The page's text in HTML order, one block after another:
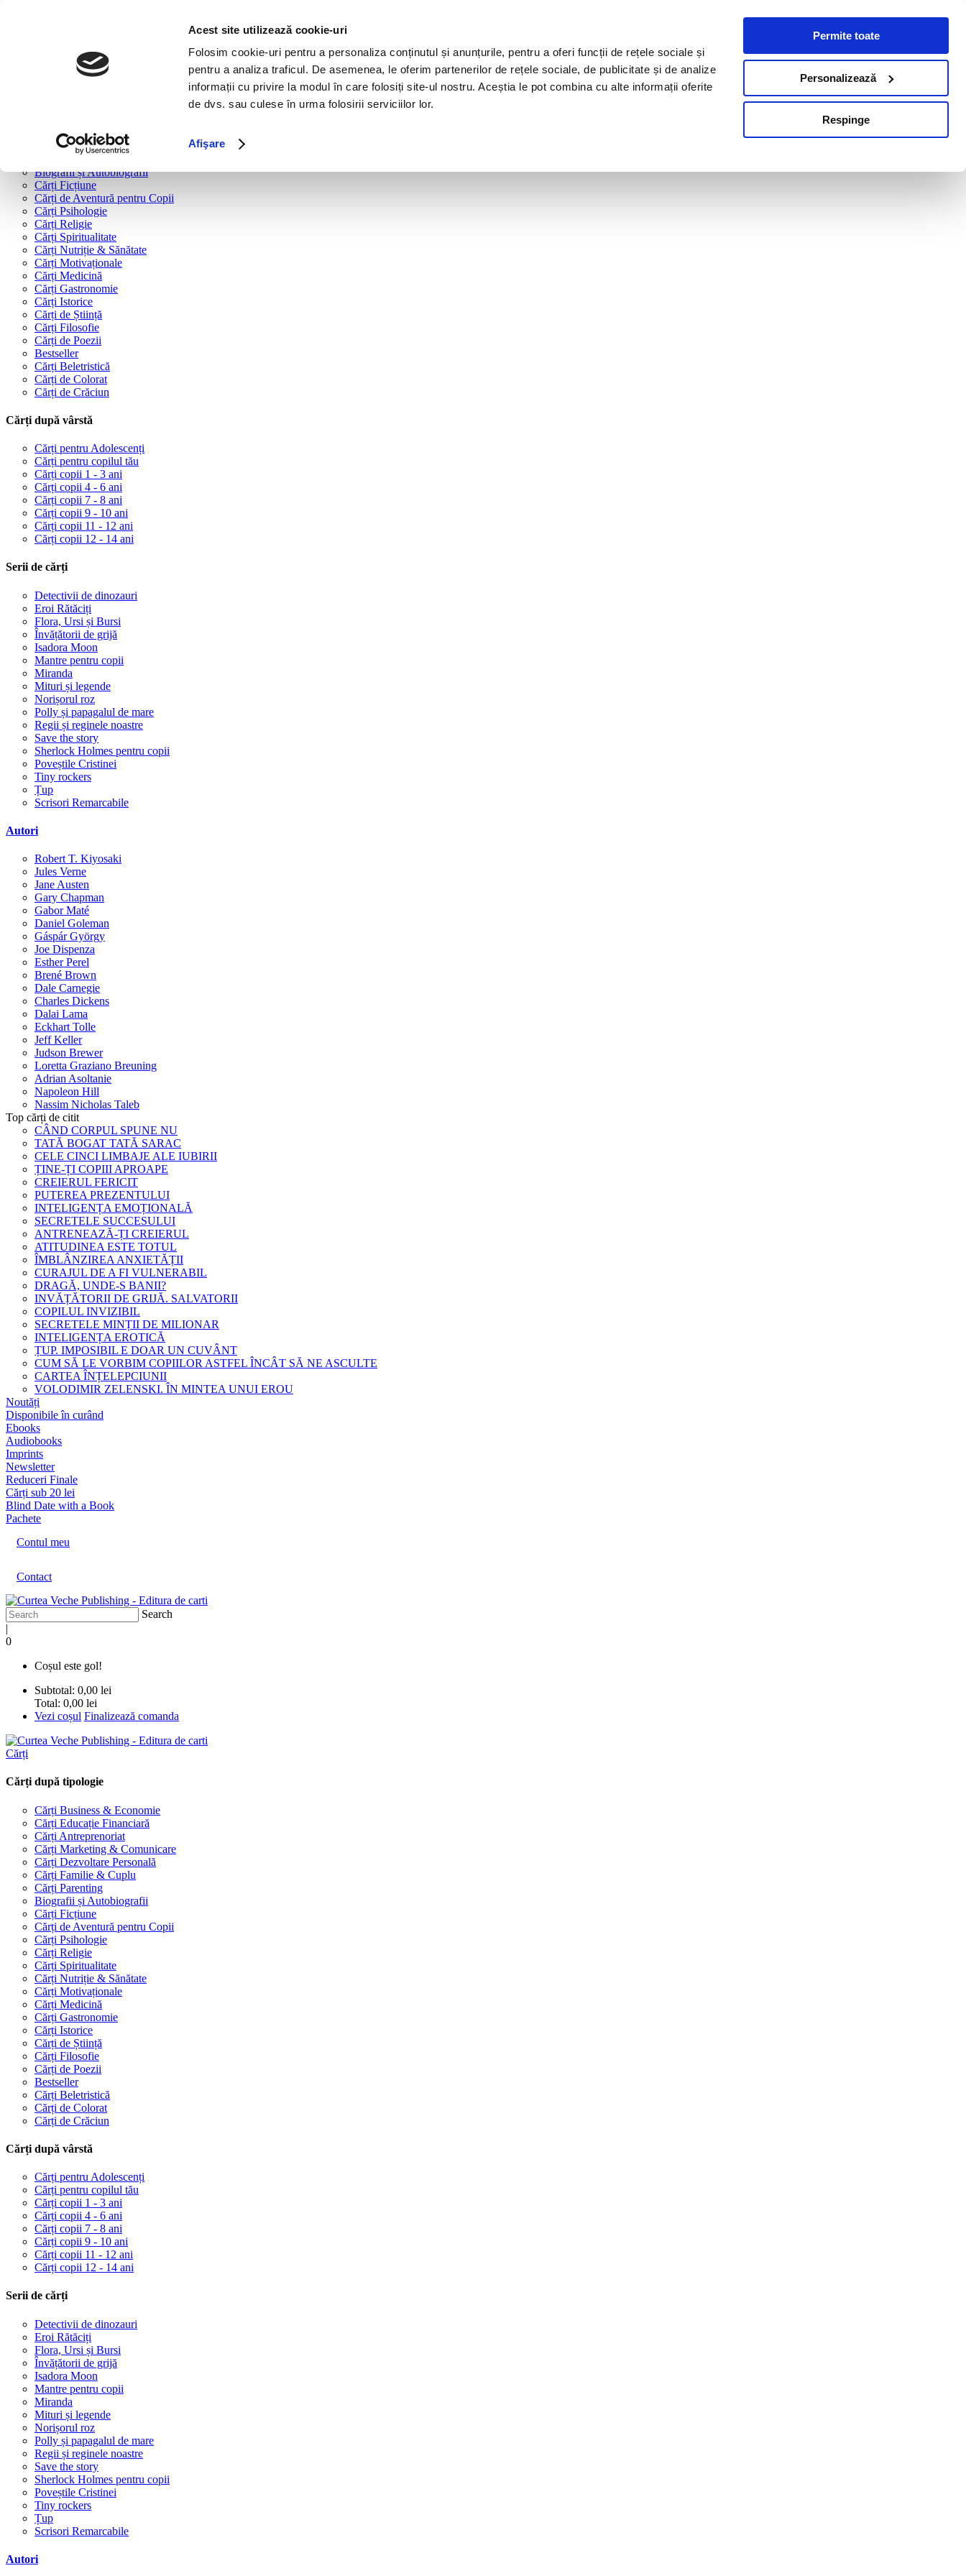
Acest site utilizează cookie-uri
Folosim cookie-uri pentru a personaliza conținutul și anunțurile, pentru a oferi funcții de rețele sociale și
pentru a analiza traficul. De asemenea, le oferim partenerilor de rețele sociale, de publicitate și de analize
informații cu privire la modul în care folosiți site-ul nostru. Aceștia le pot combina cu alte informații oferite
de dvs. sau culese în urma folosirii serviciilor lor.
Afişare
Permite toate
Personalizează
Respinge
Cărți după tipologie
Cărți Dezvoltare Personală
Cărți Familie & Cuplu
Biografii și Autobiografii
Cărți Ficțiune
Cărți de Aventură pentru Copii
Cărți Psihologie
Cărți Religie
Cărți Spiritualitate
Cărți Nutriție & Sănătate
Cărți Motivaționale
Cărți Medicină
Cărți Gastronomie
Cărți Istorice
Cărți de Știință
Cărți Filosofie
Cărți de Poezii
Bestseller
Cărți Beletristică
Cărți de Colorat
Cărți de Crăciun
Cărți după vârstă
Cărți pentru Adolescenți
Cărți pentru copilul tău
Cărți copii 1 - 3 ani
Cărți copii 4 - 6 ani
Cărți copii 7 - 8 ani
Cărți copii 9 - 10 ani
Cărți copii 11 - 12 ani
Cărți copii 12 - 14 ani
Serii de cărți
Detectivii de dinozauri
Eroi Rătăciți
Flora, Ursi și Bursi
Învățătorii de grijă
Isadora Moon
Mantre pentru copii
Miranda
Mituri și legende
Norișorul roz
Polly și papagalul de mare
Regii și reginele noastre
Save the story
Sherlock Holmes pentru copii
Poveștile Cristinei
Tiny rockers
Țup
Scrisori Remarcabile
Autori
Robert T. Kiyosaki
Jules Verne
Jane Austen
Gary Chapman
Gabor Maté
Daniel Goleman
Gáspár György
Joe Dispenza
Esther Perel
Brené Brown
Dale Carnegie
Charles Dickens
Dalai Lama
Eckhart Tolle
Jeff Keller
Judson Brewer
Loretta Graziano Breuning
Adrian Asoltanie
Napoleon Hill
Nassim Nicholas Taleb
Top cărți de citit
CÂND CORPUL SPUNE NU
TATĂ BOGAT TATĂ SARAC
CELE CINCI LIMBAJE ALE IUBIRII
ȚINE-ȚI COPIII APROAPE
CREIERUL FERICIT
PUTEREA PREZENTULUI
INTELIGENȚA EMOȚIONALĂ
SECRETELE SUCCESULUI
ANTRENEAZĂ-ȚI CREIERUL
ATITUDINEA ESTE TOTUL
ÎMBLÂNZIREA ANXIETĂȚII
CURAJUL DE A FI VULNERABIL
DRAGĂ, UNDE-S BANII?
INVĂȚĂTORII DE GRIJĂ. SALVATORII
COPILUL INVIZIBIL
SECRETELE MINȚII DE MILIONAR
INTELIGENȚA EROTICĂ
ȚUP. IMPOSIBIL E DOAR UN CUVÂNT
CUM SĂ LE VORBIM COPIILOR ASTFEL ÎNCÂT SĂ NE ASCULTE
CARTEA ÎNȚELEPCIUNII
VOLODIMIR ZELENSKI. ÎN MINTEA UNUI EROU
Noutăți
Disponibile în curând
Ebooks
Audiobooks
Imprints
Newsletter
Reduceri Finale
Cărți sub 20 lei
Blind Date with a Book
Pachete
Contul meu
Contact
Search
|
0
Coșul este gol!
Subtotal: 0,00 lei
Total: 0,00 lei
Vezi coșul Finalizează comanda
Cărți
Cărți după tipologie
Cărți Business & Economie
Cărți Educație Financiară
Cărți Antreprenoriat
Cărți Marketing & Comunicare
Cărți Dezvoltare Personală
Cărți Familie & Cuplu
Cărți Parenting
Biografii și Autobiografii
Cărți Ficțiune
Cărți de Aventură pentru Copii
Cărți Psihologie
Cărți Religie
Cărți Spiritualitate
Cărți Nutriție & Sănătate
Cărți Motivaționale
Cărți Medicină
Cărți Gastronomie
Cărți Istorice
Cărți de Știință
Cărți Filosofie
Cărți de Poezii
Bestseller
Cărți Beletristică
Cărți de Colorat
Cărți de Crăciun
Cărți după vârstă
Cărți pentru Adolescenți
Cărți pentru copilul tău
Cărți copii 1 - 3 ani
Cărți copii 4 - 6 ani
Cărți copii 7 - 8 ani
Cărți copii 9 - 10 ani
Cărți copii 11 - 12 ani
Cărți copii 12 - 14 ani
Serii de cărți
Detectivii de dinozauri
Eroi Rătăciți
Flora, Ursi și Bursi
Învățătorii de grijă
Isadora Moon
Mantre pentru copii
Miranda
Mituri și legende
Norișorul roz
Polly și papagalul de mare
Regii și reginele noastre
Save the story
Sherlock Holmes pentru copii
Poveștile Cristinei
Tiny rockers
Țup
Scrisori Remarcabile
Autori